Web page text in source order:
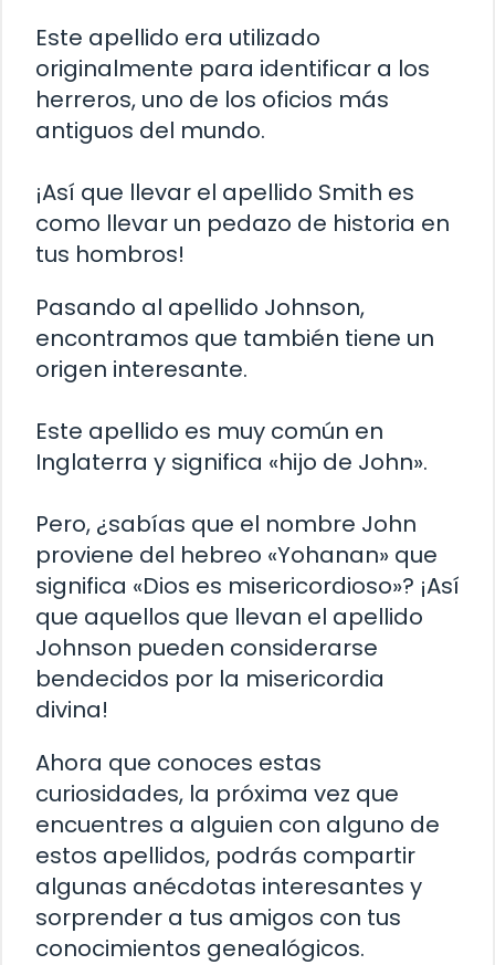
Este apellido era utilizado
originalmente para identificar a los
herreros, uno de los oficios más
antiguos del mundo.
¡Así que llevar el apellido Smith es
como llevar un pedazo de historia en
tus hombros!
Pasando al apellido Johnson,
encontramos que también tiene un
origen interesante.
Este apellido es muy común en
Inglaterra y significa «hijo de John».
Pero, ¿sabías que el nombre John
proviene del hebreo «Yohanan» que
significa «Dios es misericordioso»? ¡Así
que aquellos que llevan el apellido
Johnson pueden considerarse
bendecidos por la misericordia
divina!
Ahora que conoces estas
curiosidades, la próxima vez que
encuentres a alguien con alguno de
estos apellidos, podrás compartir
algunas anécdotas interesantes y
sorprender a tus amigos con tus
conocimientos genealógicos.